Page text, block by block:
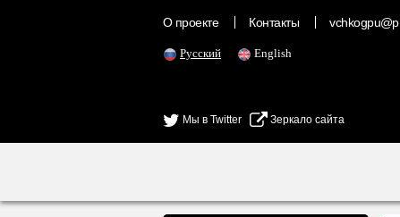
О проекте Контакты
Русский English
Мы в Twitter Зеркало сайта